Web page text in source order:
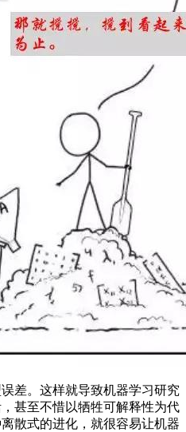
。这样就导致机器学习研究
甚至不惜以牺牲可解释性为代
散式的进化，就很容易让机器